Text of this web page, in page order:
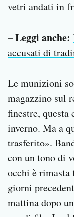
vetri andati in
– Leggi anche:
accusati di
Le munizioni
magazzino sul
finestre, questa
inverno. Ma a
trasferito».
con un tono di
occhi è rimasta
giorni
mattina dopo